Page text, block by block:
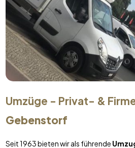
Umzüge - Privat- &
Gebenstorf
Seit 1963 bieten wir als führende